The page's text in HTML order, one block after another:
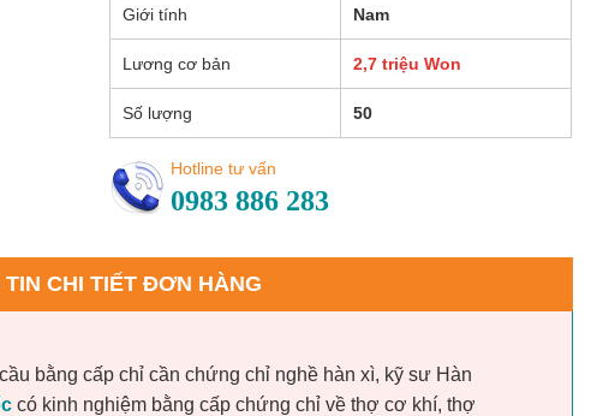
Giới tính Nam
Lương cơ bản 2,7 triệu Won
Số lượng 50
Hotline tư vấn
0983 886 283
TIN CHI TIẾT ĐƠN HÀNG
bằng cấp chỉ cần chứng chỉ nghề hàn xì, kỹ sư Hàn
có kinh nghiệm bằng cấp chứng chỉ về thợ cơ khí, thợ